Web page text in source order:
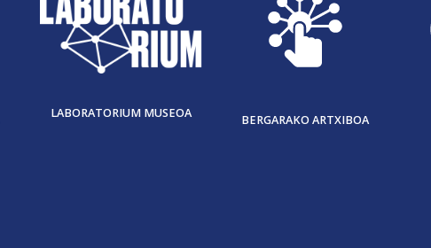
LABORATORIUM MUSEOA BERGARAKO ARTXIBOA